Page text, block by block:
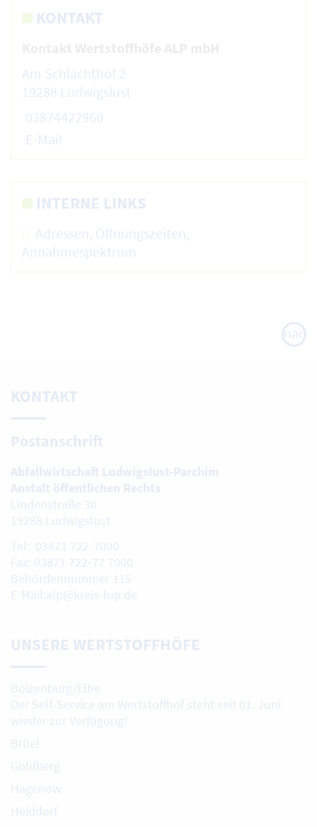
KONTAKT
Am Schlachthof 2
19288 Ludwigslust
03874422960
E-Mail
INTERNE LINKS
Adressen, Öffnungszeiten,
Annahmespektrum
nach
oben
KONTAKT
Postanschrift
Abfallwirtschaft Ludwigslust-Parchim
Anstalt öffentlichen Rechts
Lindenstraße 30
19288 Ludwigslust
Tel: 03871 722-7000
Fax: 03871 722-77 7000
Behördennummer 115
E-Mail:alp@kreis-lup.de
UNSERE WERTSTOFFHÖFE
Boizenburg/Elbe
Der Self-Service am Wertstoffhof steht seit 01. Juni
wieder zur Verfügung!
Brüel
Goldberg
Hagenow
Heiddorf